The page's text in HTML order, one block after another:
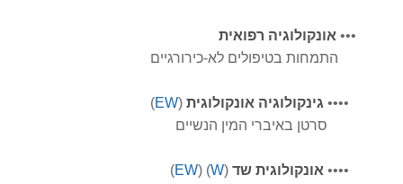
••• אונקולוגיה רפואית
התמחות בטיפולים לא-כירורגיים
•••• גינקולוגיה אונקולוגית (
EW
)
סרטן באיברי המין הנשיים
•••• אונקולוגית שד (
W
) (
EW
)